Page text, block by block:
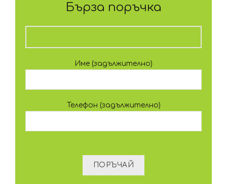
Бърза поръчка
Име (задължително)
Телефон (задължително)